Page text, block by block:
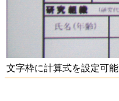
文字枠に計算式を設定可能